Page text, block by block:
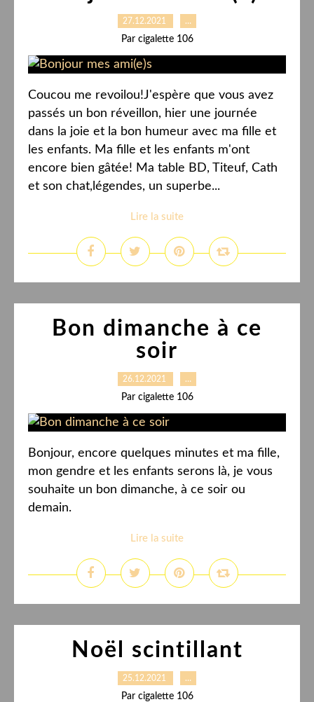
27.12.2021 …
Par cigalette 106
Coucou me revoilou!J'espère que vous avez
passés un bon réveillon, hier une journée
dans la joie et la bon humeur avec ma fille et
les enfants. Ma fille et les enfants m'ont
encore bien gâtée! Ma table BD, Titeuf, Cath
et son chat,légendes, un superbe...
Lire la suite
Bon dimanche à ce
soir
26.12.2021 …
Par cigalette 106
Bonjour, encore quelques minutes et ma fille,
mon gendre et les enfants serons là, je vous
souhaite un bon dimanche, à ce soir ou
demain.
Lire la suite
Noël scintillant
25.12.2021 …
Par cigalette 106